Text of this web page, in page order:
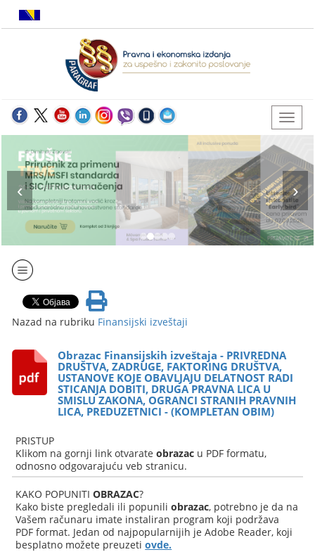
Nazad na rubriku Finansijski izveštaji
Obrazac Finansijskih izveštaja - PRIVREDNA
DRUŠTVA, ZADRUGE, FAKTORING DRUŠTVA,
USTANOVE KOJE OBAVLJAJU DELATNOST RADI
STICANJA DOBITI, DRUGA PRAVNA LICA U
SMISLU ZAKONA, OGRANCI STRANIH PRAVNIH
LICA, PREDUZETNICI - (KOMPLETAN OBIM)
PRISTUP
Klikom na gornji link otvarateobrazac u PDF formatu,
odnosno odgovarajuću veb stranicu.
KAKO POPUNITIOBRAZAC?
Kako biste pregledali ili popuniliobrazac, potrebno je da na
Vašem računaru imate instaliran program koji podržava
PDF format. Jedan od najpopularnijih je Adobe Reader, koji
besplatno možete preuzetiovde.